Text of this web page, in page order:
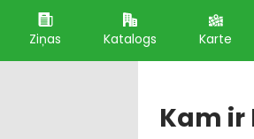
Ziņas Katalogs Karte
Kam ir